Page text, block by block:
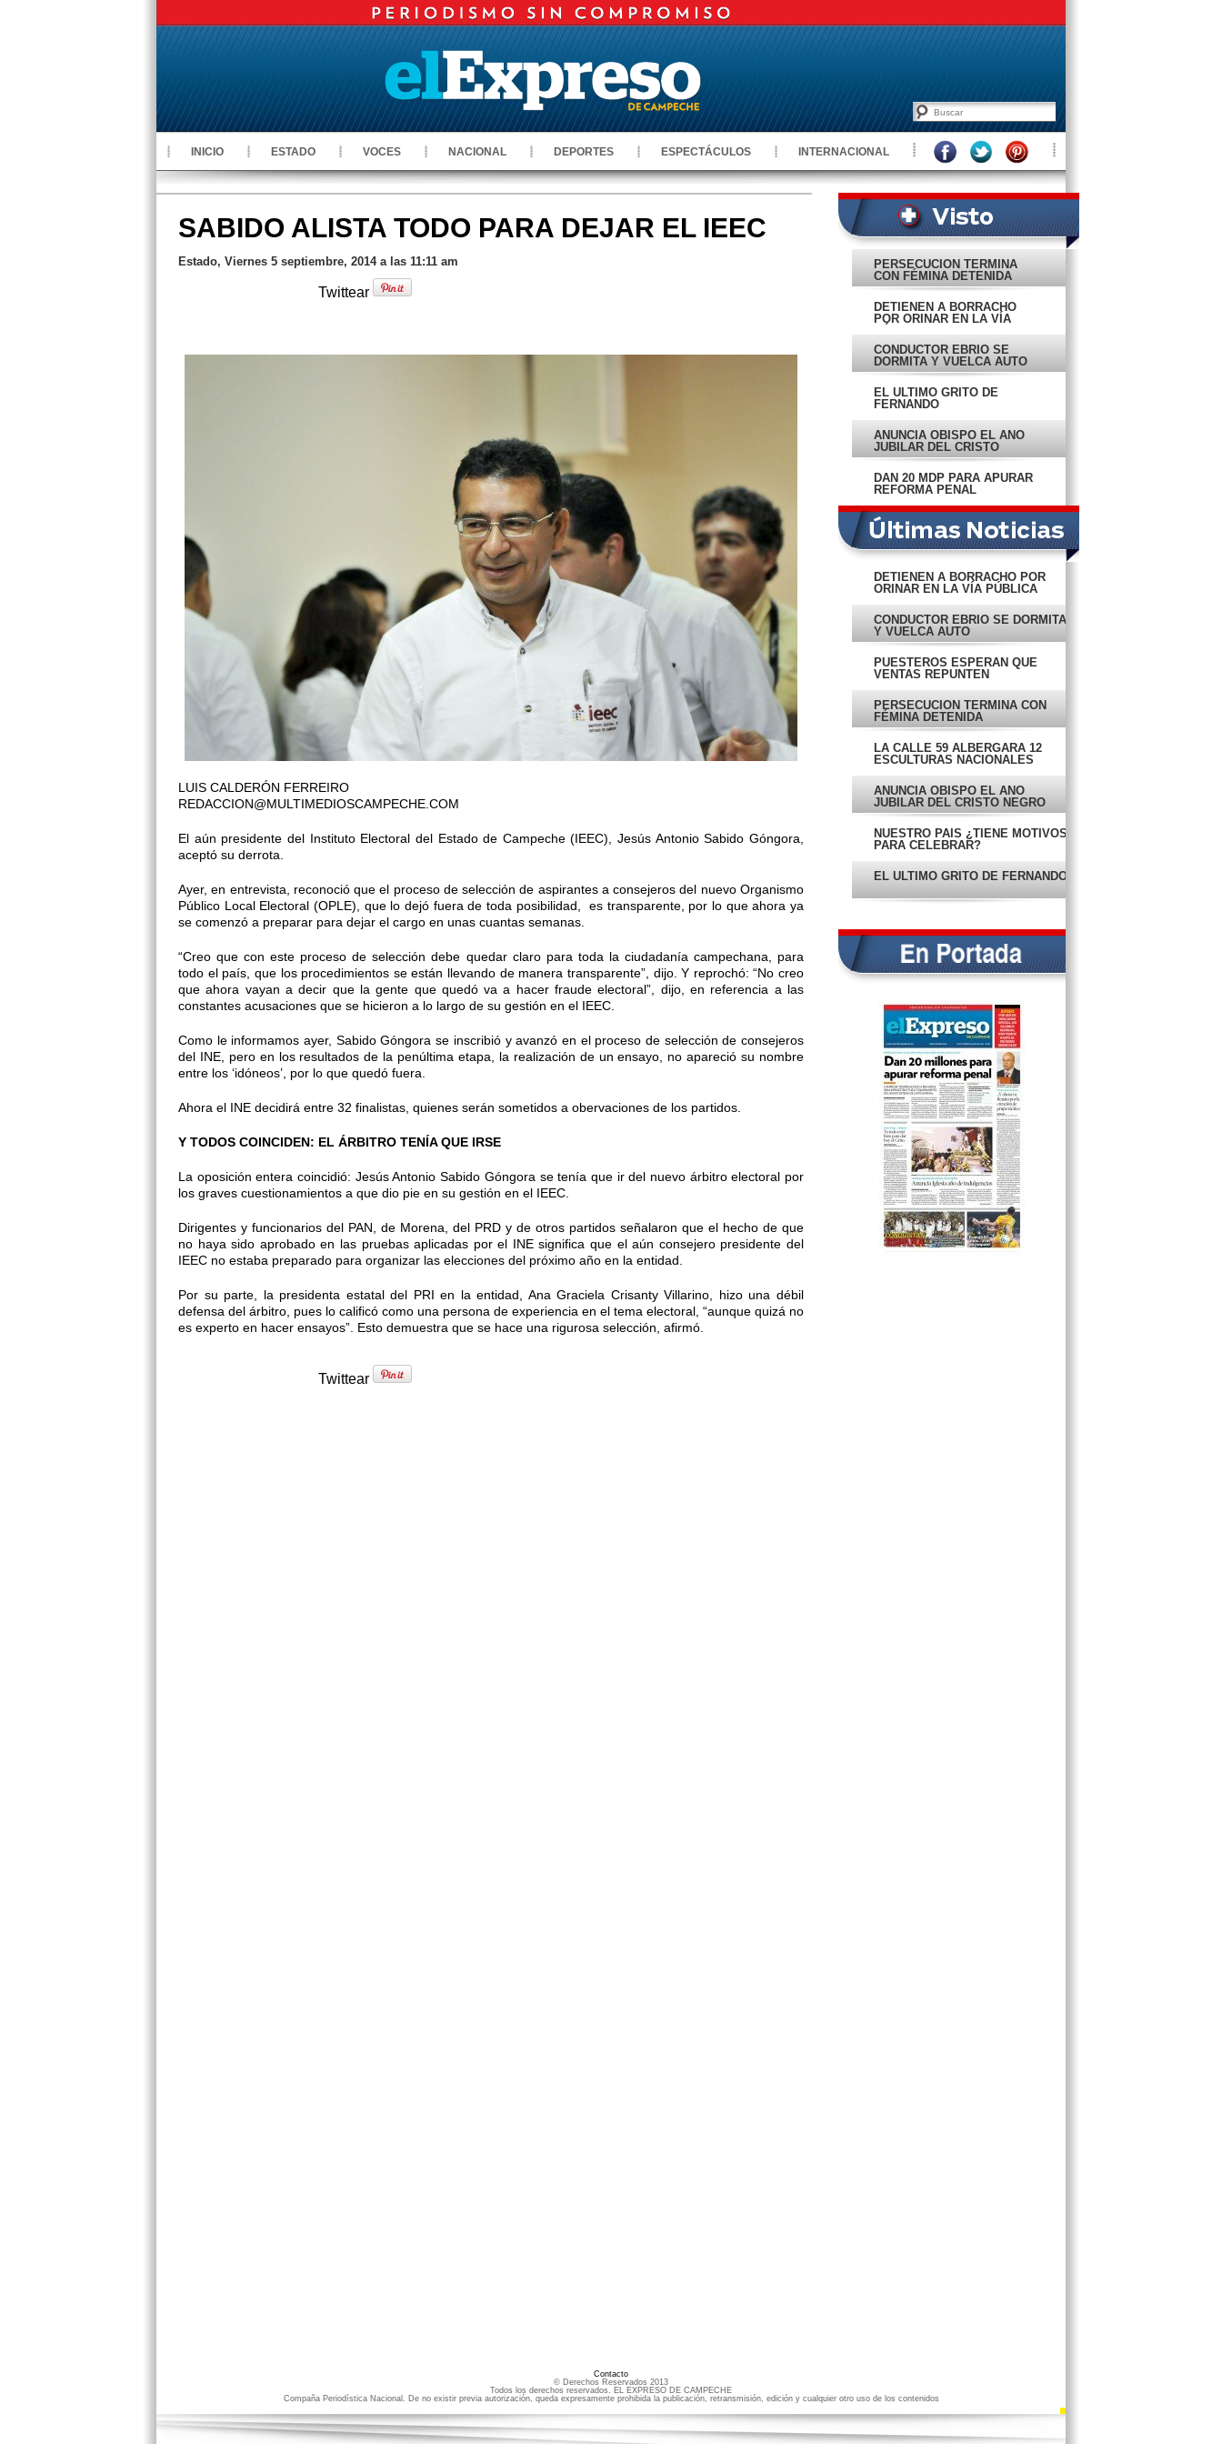
INICIO ESTADO VOCES NACIONAL DEPORTES ESPECTÁCULOS INTERNACIONAL
SABIDO ALISTA TODO PARA DEJAR EL IEEC
Estado, Viernes 5 septiembre, 2014 a las 11:11 am
Twittear
LUIS CALDERÓN FERREIRO
REDACCION@MULTIMEDIOSCAMPECHE.COM
El aún presidente del Instituto Electoral del Estado de Campeche (IEEC), Jesús Antonio Sabido Góngora,
aceptó su derrota.
Ayer, en entrevista, reconoció que el proceso de selección de aspirantes a consejeros del nuevo Organismo
Público Local Electoral (OPLE), que lo dejó fuera de toda posibilidad, es transparente, por lo que ahora ya
se comenzó a preparar para dejar el cargo en unas cuantas semanas.
“Creo que con este proceso de selección debe quedar claro para toda la ciudadanía campechana, para
todo el país, que los procedimientos se están llevando de manera transparente”, dijo. Y reprochó: “No creo
que ahora vayan a decir que la gente que quedó va a hacer fraude electoral”, dijo, en referencia a las
constantes acusaciones que se hicieron a lo largo de su gestión en el IEEC.
Como le informamos ayer, Sabido Góngora se inscribió y avanzó en el proceso de selección de consejeros
del INE, pero en los resultados de la penúltima etapa, la realización de un ensayo, no apareció su nombre
entre los ‘idóneos’, por lo que quedó fuera.
Ahora el INE decidirá entre 32 finalistas, quienes serán sometidos a obervaciones de los partidos.
Y TODOS COINCIDEN: EL ÁRBITRO TENÍA QUE IRSE
La oposición entera coincidió: Jesús Antonio Sabido Góngora se tenía que ir del nuevo árbitro electoral por
los graves cuestionamientos a que dio pie en su gestión en el IEEC.
Dirigentes y funcionarios del PAN, de Morena, del PRD y de otros partidos señalaron que el hecho de que
no haya sido aprobado en las pruebas aplicadas por el INE significa que el aún consejero presidente del
IEEC no estaba preparado para organizar las elecciones del próximo año en la entidad.
Por su parte, la presidenta estatal del PRI en la entidad, Ana Graciela Crisanty Villarino, hizo una débil
defensa del árbitro, pues lo calificó como una persona de experiencia en el tema electoral, “aunque quizá no
es experto en hacer ensayos”. Esto demuestra que se hace una rigurosa selección, afirmó.
Twittear
PERSECUCIÓN TERMINA
CON FÉMINA DETENIDA
DETIENEN A BORRACHO
POR ORINAR EN LA VÍA
CONDUCTOR EBRIO SE
DORMITA Y VUELCA AUTO
EL ÚLTIMO GRITO DE
FERNANDO
ANUNCIA OBISPO EL AÑO
JUBILAR DEL CRISTO
NEGRO
DAN 20 MDP PARA APURAR
REFORMA PENAL
DETIENEN A BORRACHO POR
ORINAR EN LA VÍA PÚBLICA
CONDUCTOR EBRIO SE DORMITA
Y VUELCA AUTO
PUESTEROS ESPERAN QUE
VENTAS REPUNTEN
PERSECUCIÓN TERMINA CON
FÉMINA DETENIDA
LA CALLE 59 ALBERGARÁ 12
ESCULTURAS NACIONALES
ANUNCIA OBISPO EL AÑO
JUBILAR DEL CRISTO NEGRO
NUESTRO PAÍS ¿TIENE MOTIVOS
PARA CELEBRAR?
EL ÚLTIMO GRITO DE FERNANDO
CENTROAMÉRICA
VA RENATO POR NUEVAS
ESTRATEGIAS
DAN 20 MDP PARA APURAR
REFORMA PENAL
EN PORTADA
ENTRAN AL SNI CUATRO
DOCENTES DEL ITESCAM
MARCHAN DOCENTES EN
CONTRA DE LAS REFORMAS
EN PORTADA
PRESENTAN LIBRO DE CUENTOS
Y POEMAS INFANTILES
Contacto
© Derechos Reservados 2013
Todos los derechos reservados. EL EXPRESO DE CAMPECHE
Compaña Periodística Nacional. De no existir previa autorización, queda expresamente prohibida la publicación, retransmisión, edición y cualquier otro uso de los contenidos